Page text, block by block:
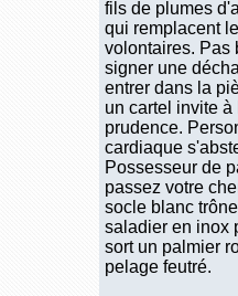
fils de plumes
qui remplacent
volontaires. Pas
signer une
entrer dans la
un cartel invite à
prudence.
cardiaque
Possesseur de
passez votre
socle blanc
saladier en inox
sort un palmier
pelage feutré.